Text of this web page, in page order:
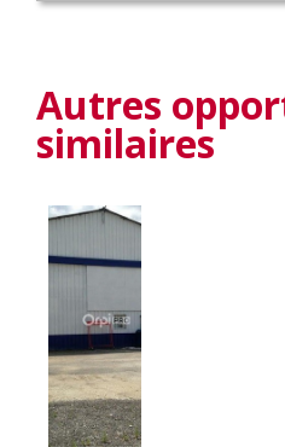
Autres
similaires